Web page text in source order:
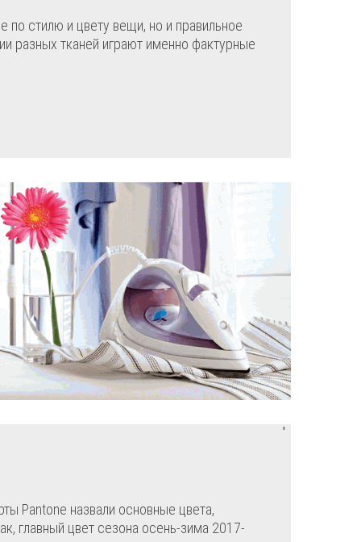
стилю и цвету вещи, но и правильное
разных тканей играют именно фактурные
Pantone назвали основные цвета,
главный цвет сезона осень-зима 2017-
'